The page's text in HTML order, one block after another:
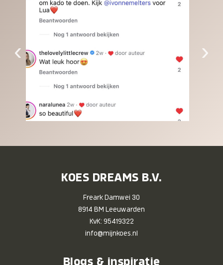
‹ ›
KOES DREAMS B.V.
Freark Damwei 30
8914 BM Leeuwarden
KvK: 95419322
info@mijnkoes.nl
Blogs & inspiratie